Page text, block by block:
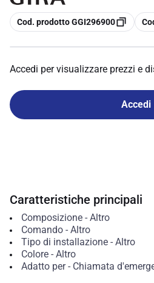
copia
Cod. prodotto GGI296900
Accedi per visualizzare prezzi e
Accedi
Caratteristiche principali
Composizione- Altro
Comando- Altro
Tipo di installazione- Altro
Colore- Altro
Adatto per- Chiamata